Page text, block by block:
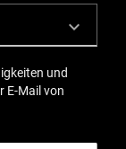
und
E-Mail von